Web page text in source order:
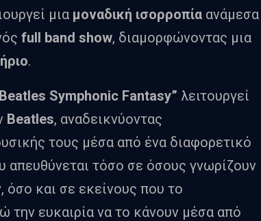
μια μοναδική ισορροπία ανάμεσα
full band show, διαμορφώνοντας μια
.
Beatles Symphonic Fantasy” λειτουργεί
Beatles, αναδεικνύοντας
τους μέσα από ένα διαφορετικό
απευθύνεται τόσο σε όσους γνωρίζουν
, όσο και σε εκείνους που το
την ευκαιρία να το κάνουν μέσα από